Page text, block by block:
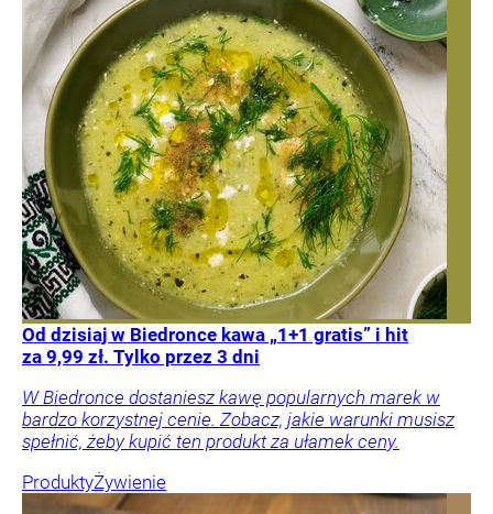
Od dzisiaj w Biedronce kawa „1+1 gratis” i hit
za 9,99 zł. Tylko przez 3 dni
W Biedronce dostaniesz kawę popularnych marek w
bardzo korzystnej cenie. Zobacz, jakie warunki musisz
spełnić, żeby kupić ten produkt za ułamek ceny.
ProduktyŻywienie